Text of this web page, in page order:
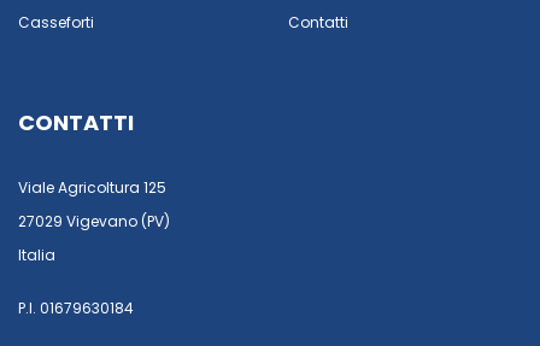
Casseforti
Contatti
CONTATTI
Viale Agricoltura 125
27029 Vigevano (PV)
Italia
P.I. 01679630184